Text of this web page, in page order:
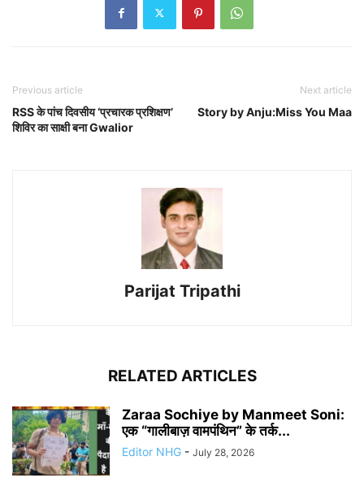
Previous article
RSS के पांच दिवसीय ‘प्रचारक प्रशिक्षण’
शिविर का साक्षी बना Gwalior
Next article
Story by Anju:Miss You Maa
Parijat Tripathi
RELATED ARTICLES
Zaraa Sochiye by Manmeet Soni:
एक “गालीबाज़ वामपंथिन” के तर्क...
Editor NHG - July 28, 2026